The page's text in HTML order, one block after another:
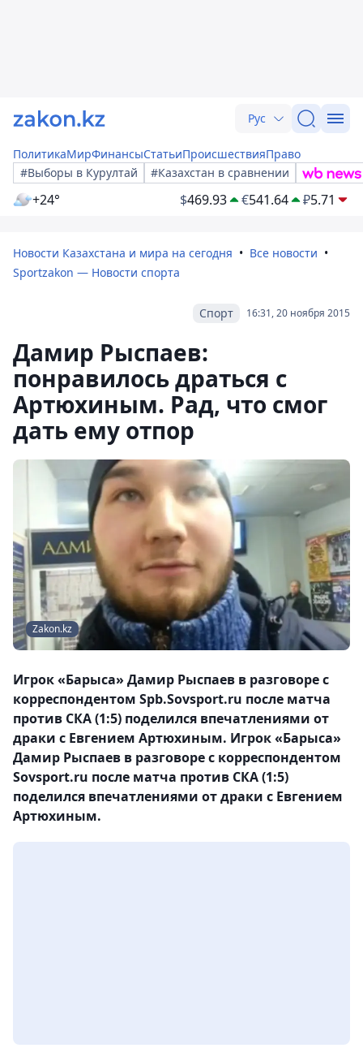
Рус
ПолитикаМирФинансыСтатьиПроисшествияПраво
#Выборы в Курултай
#Казахстан в сравнении
+24° $469.93 €541.64 ₽5.71
Новости Казахстана и мира на сегодня
Все новости
Sportzakon — Новости спорта
16:31, 20 ноября 2015
Спорт
Дамир Рыспаев:
понравилось драться с
Артюхиным. Рад, что смог
дать ему отпор
Zakon.kz
Игрок «Барыса» Дамир Рыспаев в разговоре с
корреспондентом Spb.Sovsport.ru после матча
против СКА (1:5) поделился впечатлениями от
драки с Евгением Артюхиным. Игрок «Барыса»
Дамир Рыспаев в разговоре с корреспондентом
Sovsport.ru после матча против СКА (1:5)
поделился впечатлениями от драки с Евгением
Артюхиным.